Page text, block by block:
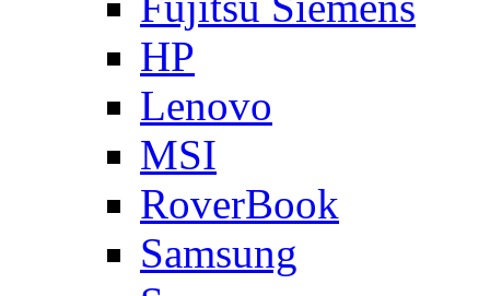
HP
Lenovo
MSI
RoverBook
Samsung